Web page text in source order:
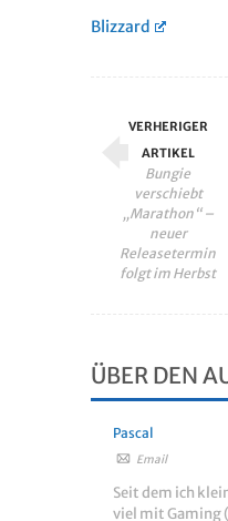
Blizzard
VERHERIGER
ARTIKEL
Bungie
verschiebt
„Marathon“ –
neuer
Releasetermin
folgt im Herbst
ÜBER DEN
Pascal
Email
Seit dem ich
viel mit Gaming